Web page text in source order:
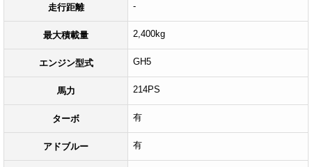
走行距離 -
最大積載量 2,400kg
エンジン型式 GH5
馬力 214PS
ターボ 有
アドブルー 有